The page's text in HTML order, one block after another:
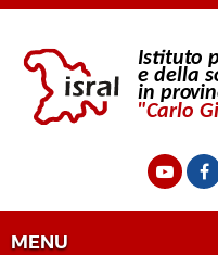
MENU